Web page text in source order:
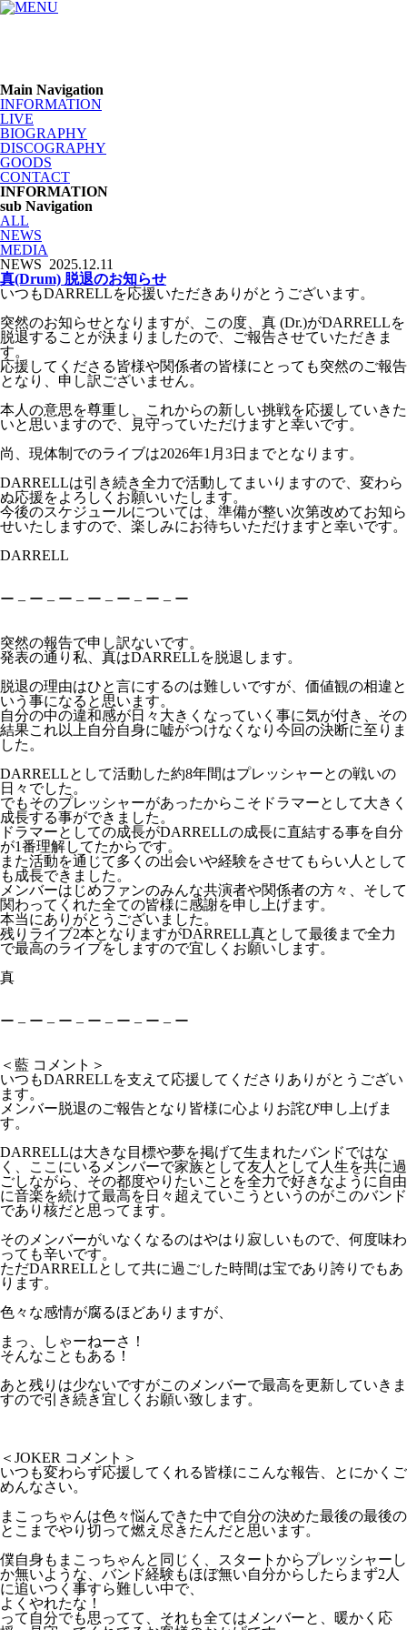
Main Navigation
INFORMATION
LIVE
BIOGRAPHY
DISCOGRAPHY
GOODS
CONTACT
INFORMATION
sub Navigation
ALL
NEWS
MEDIA
NEWS 2025.12.11
真(Drum) 脱退のお知らせ
いつもDARRELLを応援いただきありがとうございます。
突然のお知らせとなりますが、この度、真 (Dr.)がDARRELLを
脱退することが決まりましたので、ご報告させていただきま
す。
応援してくださる皆様や関係者の皆様にとっても突然のご報告
となり、申し訳ございません。
本人の意思を尊重し、これからの新しい挑戦を応援していきた
いと思いますので、見守っていただけますと幸いです。
尚、現体制でのライブは2026年1月3日までとなります。
DARRELLは引き続き全力で活動してまいりますので、変わら
ぬ応援をよろしくお願いいたします。
今後のスケジュールについては、準備が整い次第改めてお知ら
せいたしますので、楽しみにお待ちいただけますと幸いです。
DARRELL
ー – ー – ー – ー – ー – ー – ー
突然の報告で申し訳ないです。
発表の通り私、真はDARRELLを脱退します。
脱退の理由はひと言にするのは難しいですが、価値観の相違と
いう事になると思います。
自分の中の違和感が日々大きくなっていく事に気が付き、その
結果これ以上自分自身に嘘がつけなくなり今回の決断に至りま
した。
DARRELLとして活動した約8年間はプレッシャーとの戦いの
日々でした。
でもそのプレッシャーがあったからこそドラマーとして大きく
成長する事ができました。
ドラマーとしての成長がDARRELLの成長に直結する事を自分
が1番理解してたからです。
また活動を通じて多くの出会いや経験をさせてもらい人として
も成長できました。
メンバーはじめファンのみんな共演者や関係者の方々、そして
関わってくれた全ての皆様に感謝を申し上げます。
本当にありがとうございました。
残りライブ2本となりますがDARRELL真として最後まで全力
で最高のライブをしますので宜しくお願いします。
真
ー – ー – ー – ー – ー – ー – ー
＜藍 コメント＞
いつもDARRELLを支えて応援してくださりありがとうござい
ます。
メンバー脱退のご報告となり皆様に心よりお詫び申し上げま
す。
DARRELLは大きな目標や夢を掲げて生まれたバンドではな
く、ここにいるメンバーで家族として友人として人生を共に過
ごしながら、その都度やりたいことを全力で好きなように自由
に音楽を続けて最高を日々超えていこうというのがこのバンド
であり核だと思ってます。
そのメンバーがいなくなるのはやはり寂しいもので、何度味わ
っても辛いです。
ただDARRELLとして共に過ごした時間は宝であり誇りでもあ
ります。
色々な感情が腐るほどありますが、
まっ、しゃーねーさ！
そんなこともある！
あと残りは少ないですがこのメンバーで最高を更新していきま
すので引き続き宜しくお願い致します。
＜JOKER コメント＞
いつも変わらず応援してくれる皆様にこんな報告、とにかくご
めんなさい。
まこっちゃんは色々悩んできた中で自分の決めた最後の最後の
とこまでやり切って燃え尽きたんだと思います。
僕自身もまこっちゃんと同じく、スタートからプレッシャーし
か無いような、バンド経験もほぼ無い自分からしたらまず2人
に追いつく事すら難しい中で、
よくやれたな！
って自分でも思ってて、それも全てはメンバーと、暖かく応